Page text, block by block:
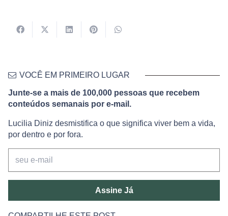
VOCÊ EM PRIMEIRO LUGAR
Junte-se a mais de 100,000 pessoas que recebem
conteúdos semanais por e-mail.
Lucilia Diniz desmistifica o que significa viver bem a vida,
por dentro e por fora.
Assine Já